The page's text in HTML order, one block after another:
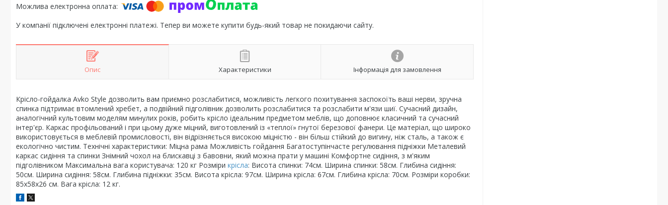
У компанії підключені електронні платежі. Тепер ви можете купити будь-який товар не покидаючи сайту.
Опис Характеристики Інформація для замовлення
Крісло-гойдалка Avko Style дозволить вам приємно розслабитися, можливість легкого похитування заспокоїть ваші нерви, зручна
спинка підтримає втомлений хребет, а подвійний підголівник дозволить розслабитися та розслабити м'язи шиї. Сучасний дизайн,
аналогічний культовим моделям минулих років, робить крісло ідеальним предметом меблів, що доповнює класичний та сучасний
інтер'єр. Каркас профільований і при цьому дуже міцний, виготовлений із «теплої» гнутої березової фанери. Це матеріал, що широко
використовується в меблевій промисловості, він відрізняється високою міцністю - він більш стійкий до вигину, ніж сталь, а також є
екологічно чистим. Технічні характеристики: Міцна рама Можливість гойдання Багатоступінчасте регулювання підніжки Металевий
каркас сидіння та спинки Знімний чохол на блискавці з бавовни, який можна прати у машині Комфортне сидіння, з м'яким
підголівником Максимальна вага користувача: 120 кг Розміри крісла: Висота спинки: 74см. Ширина спинки: 58см. Глибина сидіння:
50см. Ширина сидіння: 58см. Глибина підніжки: 35см. Висота крісла: 97см. Ширина крісла: 67см. Глибина крісла: 70см. Розміри коробки:
85х58х26 см. Вага крісла: 12 кг.